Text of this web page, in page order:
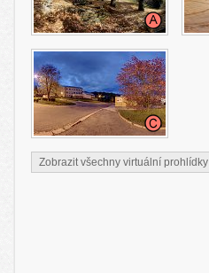
Zobrazit všechny virtuální prohlídky